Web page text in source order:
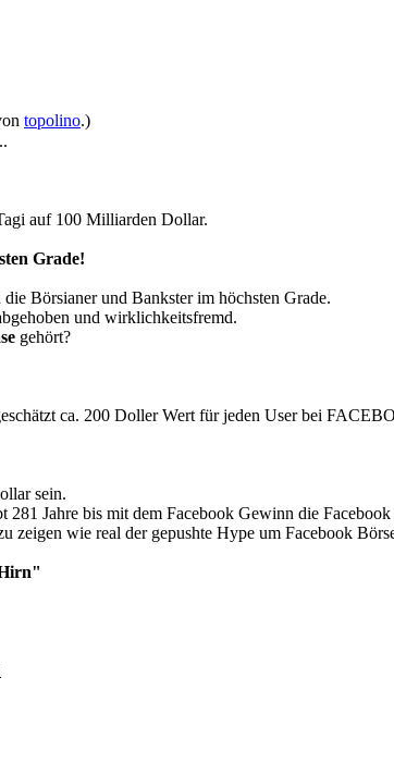
topolino.)
auf 100 Milliarden Dollar.
Grade!
Börsianer und Bankster im höchsten Grade.
und wirklichkeitsfremd.
gehört?
ca. 200 Doller Wert für jeden User bei
sein.
Jahre bis mit dem Facebook Gewinn die
wie real der gepushte Hype um Facebook